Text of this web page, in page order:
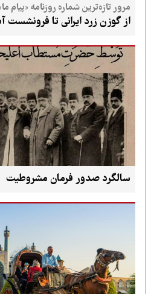
مرور تازه‌ترین شماره روزنامه «پیام ما»
از گوزن زرد ایرانی تا فرونشست
سالگرد صدور فرمان مشروطیت